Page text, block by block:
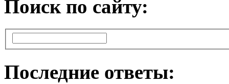
Поиск по сайту:
Последние ответы: